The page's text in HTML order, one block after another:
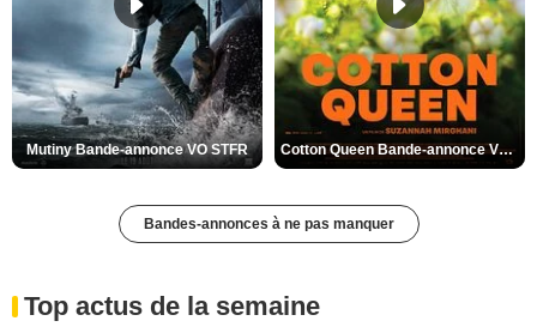
Mutiny Bande-annonce VO STFR Cotton Queen Bande-annonce VO STFR
Bandes-annonces à ne pas manquer
Top actus de la semaine